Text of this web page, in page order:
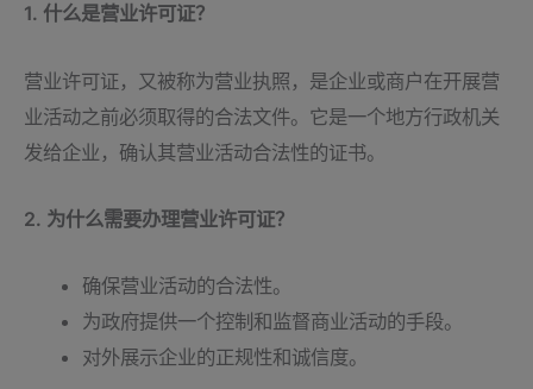
1. 什么是营业许可证？
营业许可证，又被称为营业执照，是企业或商户在开展营
业活动之前必须取得的合法文件。它是一个地方行政机关
发给企业，确认其营业活动合法性的证书。
2. 为什么需要办理营业许可证？
确保营业活动的合法性。
为政府提供一个控制和监督商业活动的手段。
对外展示企业的正规性和诚信度。